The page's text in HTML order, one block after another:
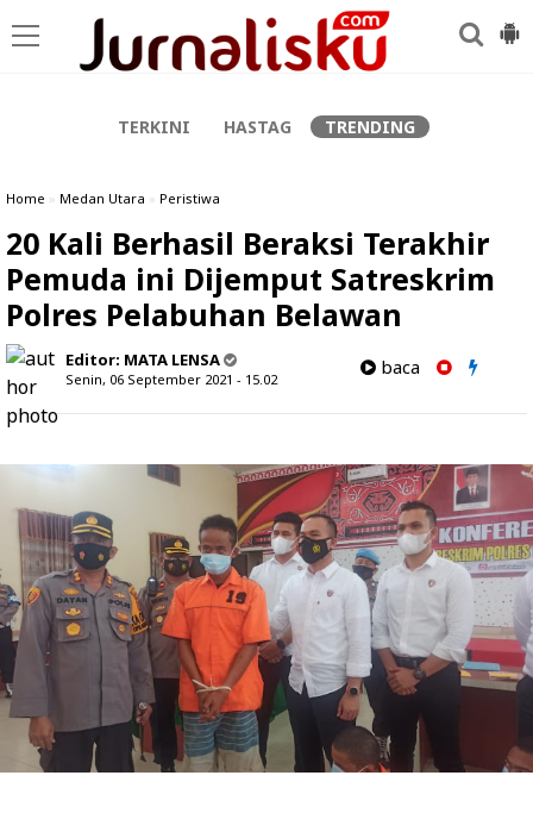
TERKINI HASTAG TRENDING
Home » Medan Utara » Peristiwa
20 Kali Berhasil Beraksi Terakhir
Pemuda ini Dijemput Satreskrim
Polres Pelabuhan Belawan
Editor: MATA LENSA
Senin, 06 September 2021 - 15.02
baca